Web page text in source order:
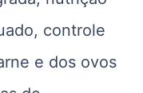
controle
e dos ovos